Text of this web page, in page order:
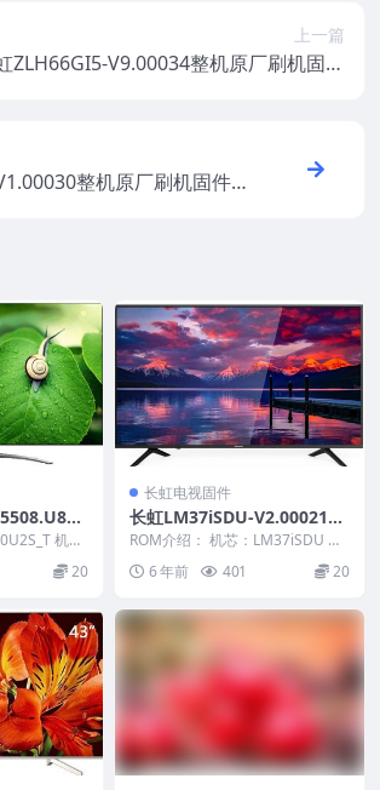
上一篇
ZLH66GI5-V9.00034整机原厂刷机固件
整机原厂刷机固件
装APK原
机
：50U2S_
20
长虹电视固件
长虹LM37iSDU-V2.00021版
本USB整机软件刷机固件下载
ROM介绍： 机芯：LM37iSDU 固
件版本：V2.00021 适用机型：请
以...6 年前 401 20